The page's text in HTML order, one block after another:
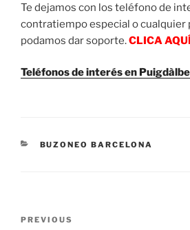
Te dejamos con los teléfono de
contratiempo especial o cualquier
podamos dar soporte.CLICA AQUÍ
Teléfonos de interés en
CATEGORIES
BUZONEO BARCELONA
Previous
PREVIOUS